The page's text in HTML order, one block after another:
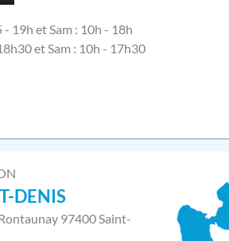
- 19h et Sam : 10h - 18h
et Sam : 10h - 17h30
DENIS
97400 Saint-